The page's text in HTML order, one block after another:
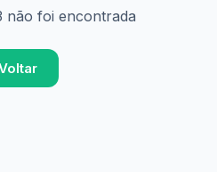
não foi encontrada